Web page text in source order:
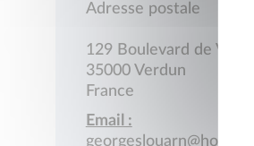
Adresse postale
129 Boulevard de
35000 Verdun
France
Email :